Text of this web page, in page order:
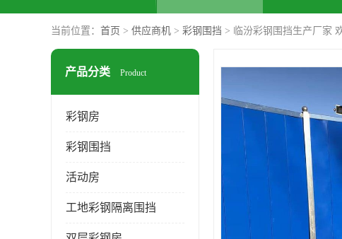
当前位置： 首页 > 供应商机 > 彩钢围挡 > 临汾彩钢围挡生产厂家
产品分类 Product
彩钢房
彩钢围挡
活动房
工地彩钢隔离围挡